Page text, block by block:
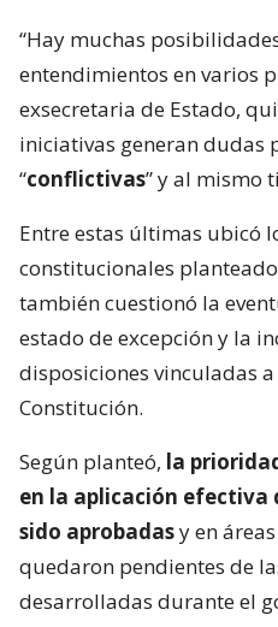
“Hay muchas
entendimientos en varios
exsecretaria de Estado,
iniciativas generan dudas
“conflictivas” y al mismo
Entre estas últimas ubicó
constitucionales
también cuestionó la
estado de excepción y la
disposiciones vinculadas
Constitución.
Según planteó, la
en la aplicación efectiva
sido aprobadasy en
quedaron pendientes de
desarrolladas durante el